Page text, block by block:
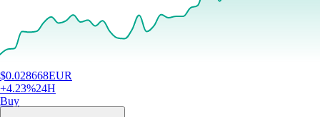
$0.028668EUR
+4.23%24H
Buy